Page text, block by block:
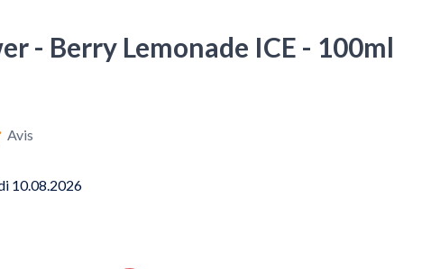
- Berry Lemonade ICE - 100ml
Avis
10.08.2026